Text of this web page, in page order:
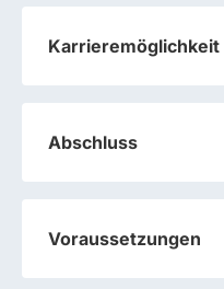
Karrieremöglichkeit
Abschluss
Voraussetzungen